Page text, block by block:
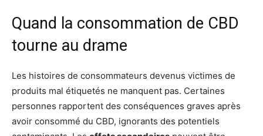
Quand la consommation de CBD
tourne au drame
Les histoires de consommateurs devenus victimes de
produits mal étiquetés ne manquent pas. Certaines
personnes rapportent des conséquences graves après
avoir consommé du CBD, ignorants des potentiels